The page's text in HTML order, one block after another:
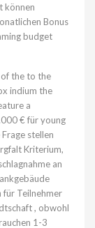
können
Bonus
budget
the to the
indium the
a
€ für young
stellen
Kriterium,
an
für Teilnehmer
, obwohl
1-3